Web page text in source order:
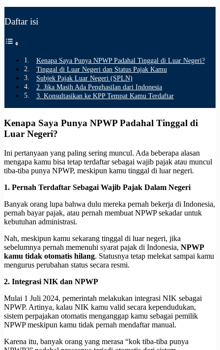
Daftar isi
Kenapa Saya Punya NPWP Padahal Tinggal di Luar Negeri?
Tinggal di Luar Negeri dan Status Pajak Kamu
Subjek Pajak Luar Negeri (SPLN)
2. Jika Masih Ada Penghasilan dari Indonesia
3. Konsultasikan ke KPP Tempat Kamu Terdaftar
Kenapa Saya Punya NPWP Padahal Tinggal di
Luar Negeri?
Ini pertanyaan yang paling sering muncul. Ada beberapa alasan
mengapa kamu bisa tetap terdaftar sebagai wajib pajak atau muncul
tiba-tiba punya NPWP, meskipun kamu tinggal di luar negeri.
1. Pernah Terdaftar Sebagai Wajib Pajak Dalam Negeri
Banyak orang lupa bahwa dulu mereka pernah bekerja di Indonesia,
pernah bayar pajak, atau pernah membuat NPWP sekadar untuk
kebutuhan administrasi.
Nah, meskipun kamu sekarang tinggal di luar negeri, jika
sebelumnya pernah memenuhi syarat pajak di Indonesia, NPWP
kamu tidak otomatis hilang. Statusnya tetap melekat sampai kamu
mengurus perubahan status secara resmi.
2. Integrasi NIK dan NPWP
Mulai 1 Juli 2024, pemerintah melakukan integrasi NIK sebagai
NPWP. Artinya, kalau NIK kamu valid secara kependudukan,
sistem perpajakan otomatis menganggap kamu sebagai pemilik
NPWP meskipun kamu tidak pernah mendaftar manual.
Karena itu, banyak orang yang merasa “kok tiba-tiba punya